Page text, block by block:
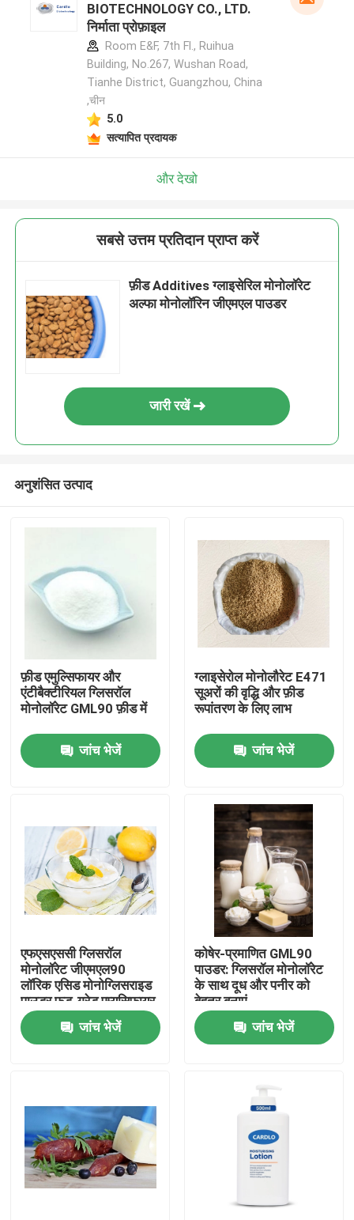
घर
वीडियो
वीआर शो
हमारे बारे में
कारखाना भ्रमण
संपर्क करें
समाचार
BIOTECHNOLOGY CO., LTD.
निर्माता प्रोफ़ाइल
Room E&F, 7th Fl., Ruihua
Building, No.267, Wushan Road,
Tianhe District, Guangzhou, China
,चीन
5.0
सत्यापित प्रदायक
और देखो
सबसे उत्तम प्रतिदान प्राप्त करें
फ़ीड Additives ग्लाइसेरिल मोनोलॉरेट
अल्फा मोनोलॉरिन जीएमएल पाउडर
जारी रखें
अनुशंसित उत्पाद
फ़ीड एमुल्सिफायर और
एंटीबैक्टीरियल ग्लिसरॉल
मोनोलॉरेट GML90 फ़ीड में
जांच भेजें
ग्लाइसेरोल मोनोलौरेट E471
सूअरों की वृद्धि और फ़ीड
रूपांतरण के लिए लाभ
जांच भेजें
एफएसएससी ग्लिसरॉल
मोनोलॉरेट जीएमएल90
लॉरिक एसिड मोनोग्लिसराइड
पाउडर फूड-ग्रेड एम्यूसिफायर
जांच भेजें
कोषेर-प्रमाणित GML90
पाउडर: ग्लिसरॉल मोनोलॉरेट
के साथ दूध और पनीर को
बेहतर बनाएं
जांच भेजें